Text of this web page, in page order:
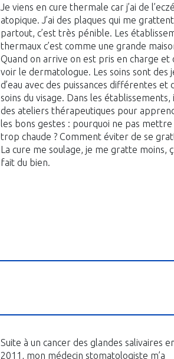
Je viens en cure thermale car j’ai de
atopique. J’ai des plaques qui me grattent
partout, c’est très pénible. Les
thermaux c’est comme une grande
Quand on arrive on est pris en charge et
voir le dermatologue. Les soins sont des
d’eau avec des puissances différentes et
soins du visage. Dans les établissements,
des ateliers thérapeutiques pour
les bons gestes : pourquoi ne pas mettre
trop chaude ? Comment éviter de se
La cure me soulage, je me gratte moins,
fait du bien.
Suite à un cancer des glandes salivaires
2011, mon médecin stomatologiste m’a